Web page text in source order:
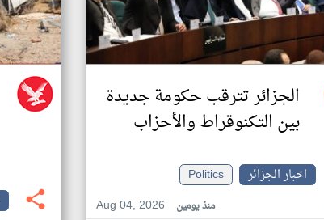
الجزائر تترقب حكومة جديدة
بين التكنوقراط والأحزاب
اخبار الجزائر
Politics
Aug 04, 2026
منذ يومين